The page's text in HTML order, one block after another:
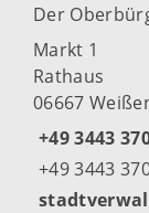
Der
Markt 1
Rathaus
06667
+49 3443
+49 3443